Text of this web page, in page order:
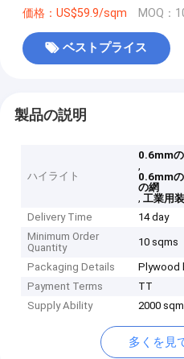
価格：US$59.9/sqm MOQ：
ベストプライス
製品の説明
ハイライト
0.6mm
,
0.6mm
の網
,工業用
Delivery Time
14 day
Minimum Order
Quantity
10 sqms
Packaging Details
Plywood
Payment Terms
TT
Supply Ability
2000
多くを見